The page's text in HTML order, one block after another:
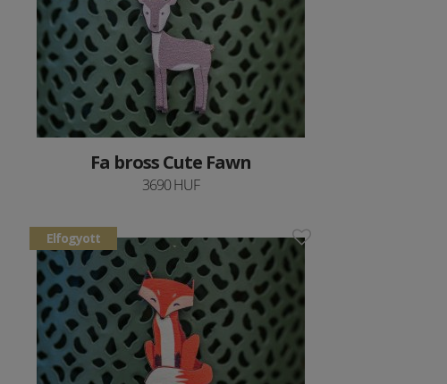
Fa bross Cute Fawn
3690 HUF
Elfogyott